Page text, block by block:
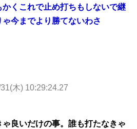
くこれで止め打ちもしないで継
今までより勝てないわさ
木) 10:29:24.27
良いだけの事。誰も打たなきゃ